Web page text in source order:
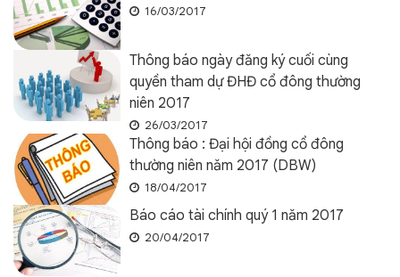
16/03/2017
Thông báo ngày đăng ký cuối cùng
quyền tham dự ĐHĐ cổ đông thường
niên 2017
26/03/2017
Thông báo : Đại hội đồng cổ đông
thường niên năm 2017 (DBW)
18/04/2017
Báo cáo tài chính quý 1 năm 2017
20/04/2017